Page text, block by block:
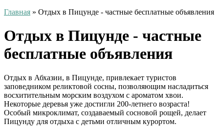
Главная » Отдых в Пицунде - частные бесплатные объявления
Отдых в Пицунде - частные
бесплатные объявления
Отдых в Абхазии, в Пицунде, привлекает туристов
заповедником реликтовой сосны, позволяющим насладиться
восхитительным морским воздухом с ароматом хвои.
Некоторые деревья уже достигли 200-летнего возраста!
Особый микроклимат, создаваемый сосновой рощей, делает
Пицунду для отдыха с детьми отличным курортом.